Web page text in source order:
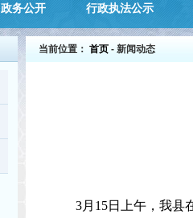
政务公开 行政执法公示
当前位置： 首页 - 新闻动态
3月 15日上午，我县